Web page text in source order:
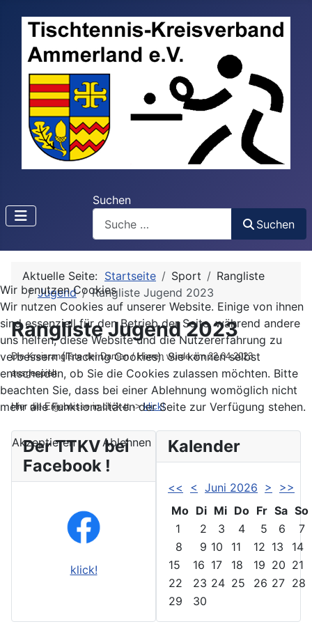
Suchen
Suchen
Aktuelle Seite: Startseite Sport
Rangliste
Jugend
Rangliste Jugend 2023
Rangliste Jugend 2023
Die Kreisrangliste der Damen / Herren wurde am 22.04.2023
ausgespielt.
Hier die Ergebnisse in click-tt ->klick!
Der TTKV bei
Facebook !
klick!
Kalender
<< < Juni 2026 >
>>
Mo Di Mi Do Fr Sa So
1
2 3 4 5 6
7
8
9 10 11 12 13
14
15
16 17 18 19 20 21
22
23 24 25 26 27 28
29
30
Wir benutzen Cookies
Wir nutzen Cookies auf unserer Website. Einige von ihnen
sind essenziell für den Betrieb der Seite, während andere
uns helfen, diese Website und die Nutzererfahrung zu
verbessern (Tracking Cookies). Sie können selbst
entscheiden, ob Sie die Cookies zulassen möchten. Bitte
beachten Sie, dass bei einer Ablehnung womöglich nicht
mehr alle Funktionalitäten der Seite zur Verfügung stehen.
Akzeptieren Ablehnen